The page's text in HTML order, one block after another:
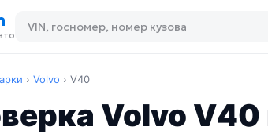
› Volvo › V40
Volvo V40